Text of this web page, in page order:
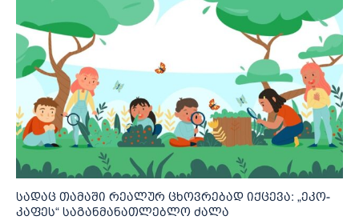
სადაც თამაში რეალურ ცხოვრებად იქცევა: „ეკო-
კაფეს“ საგანმანათლებლო ძალა